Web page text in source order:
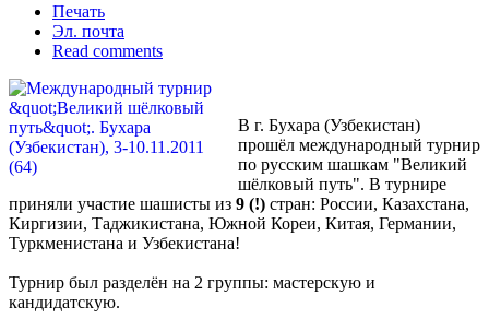
Печать
Эл. почта
Read comments
В г. Бухара (Узбекистан)
прошёл международный турнир
по русским шашкам "Великий
шёлковый путь". В турнире
приняли участие шашисты из 9 (!) стран: России, Казахстана,
Киргизии, Таджикистана, Южной Кореи, Китая, Германии,
Туркменистана и Узбекистана!
Турнир был разделён на 2 группы: мастерскую и
кандидатскую.